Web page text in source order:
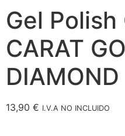
Gel Polish
CARAT
DIAMOND
13,90 € I.V.A NO INCLUIDO